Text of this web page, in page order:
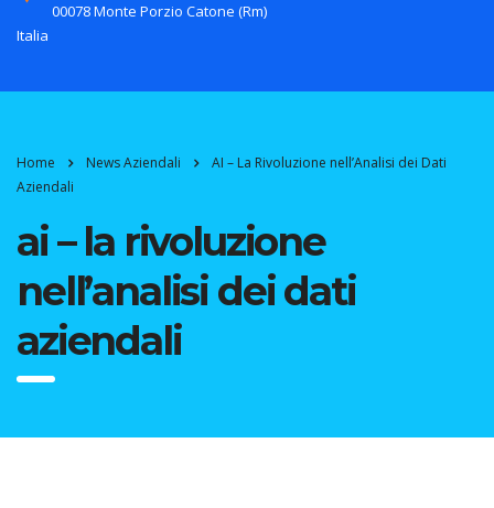
00078 Monte Porzio Catone (Rm)
Italia
Home News Aziendali
AI – La Rivoluzione nell’Analisi dei Dati
Aziendali
ai – la rivoluzione
nell’analisi dei dati
aziendali